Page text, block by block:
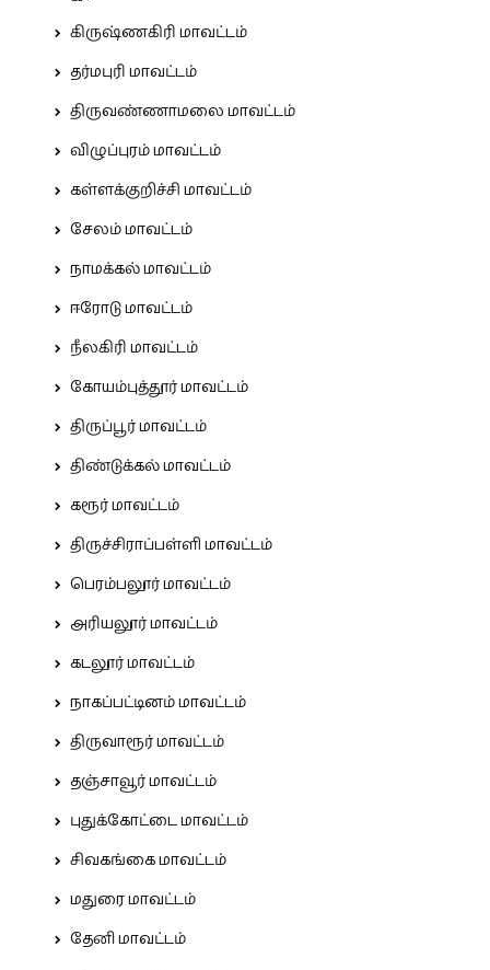
கிருஷ்ணகிரி மாவட்டம்
தர்மபுரி மாவட்டம்
திருவண்ணாமலை மாவட்டம்
விழுப்புரம் மாவட்டம்
கள்ளக்குறிச்சி மாவட்டம்
சேலம் மாவட்டம்
நாமக்கல் மாவட்டம்
ஈரோடு மாவட்டம்
நீலகிரி மாவட்டம்
கோயம்புத்தூர் மாவட்டம்
திருப்பூர் மாவட்டம்
திண்டுக்கல் மாவட்டம்
கரூர் மாவட்டம்
திருச்சிராப்பள்ளி மாவட்டம்
பெரம்பலூர் மாவட்டம்
அரியலூர் மாவட்டம்
கடலூர் மாவட்டம்
நாகப்பட்டினம் மாவட்டம்
திருவாரூர் மாவட்டம்
தஞ்சாவூர் மாவட்டம்
புதுக்கோட்டை மாவட்டம்
சிவகங்கை மாவட்டம்
மதுரை மாவட்டம்
தேனி மாவட்டம்